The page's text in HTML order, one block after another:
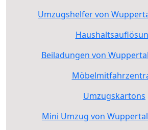
Umzugshelfer von
Beiladungen von
Umzugskartons
Mini Umzug von